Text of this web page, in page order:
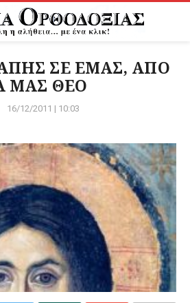
ΣΕ ΕΜΑΣ, ΑΠΟ
ΜΑΣ ΘΕΟ
16/12/2011 | 10:03